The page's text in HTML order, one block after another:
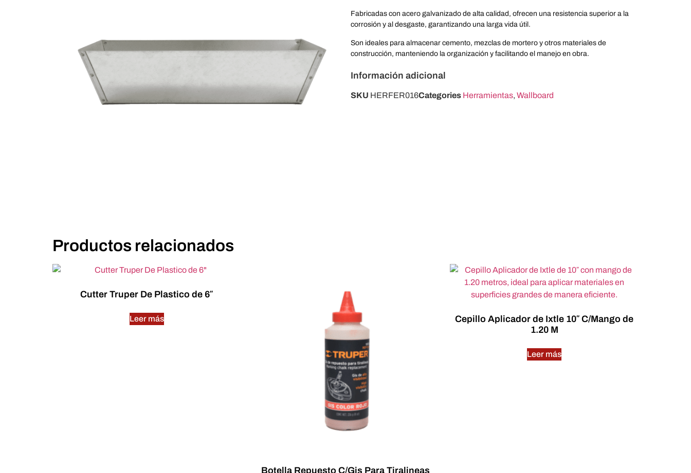
Fabricadas con acero galvanizado de alta calidad, ofrecen una resistencia superior a la
corrosión y al desgaste, garantizando una larga vida útil.
Son ideales para almacenar cemento, mezclas de mortero y otros materiales de
construcción, manteniendo la organización y facilitando el manejo en obra.
Información adicional
SKU HERFER016Categories Herramientas, Wallboard
Productos relacionados
Cutter Truper De Plastico de 6″
Leer más
Botella Repuesto C/Gis Para Tiralineas
Cepillo Aplicador de Ixtle 10″ C/Mango de
1.20 M
Leer más